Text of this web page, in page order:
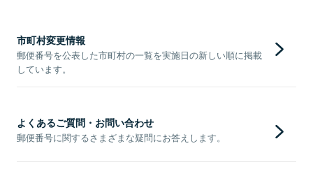
市町村変更情報
郵便番号を公表した市町村の一覧を実施日の新しい順に掲載
しています。
よくあるご質問・お問い合わせ
郵便番号に関するさまざまな疑問にお答えします。